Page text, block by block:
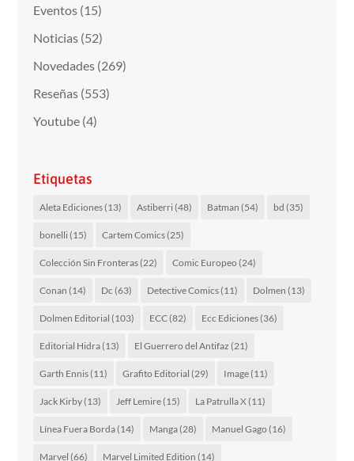
Eventos (15)
Noticias (52)
Novedades (269)
Reseñas (553)
Youtube (4)
Etiquetas
Aleta Ediciones(13) Astiberri(48) Batman (54) bd (35)
bonelli(15) Cartem Comics(25)
Colección Sin Fronteras(22) Comic Europeo (24)
Conan (14) Dc (63) Detective Comics(11) Dolmen (13)
Dolmen Editorial (103) ECC(82) Ecc Ediciones(36)
Editorial Hidra(13) El Guerrero del Antifaz (21)
Garth Ennis(11) Grafito Editorial (29) Image(11)
Jack Kirby(13) Jeff Lemire(15) La Patrulla X(11)
Línea Fuera Borda(14) Manga(28) Manuel Gago (16)
Marvel (66) Marvel Limited Edition (14)